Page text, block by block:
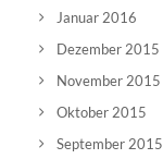
Januar 2016
Dezember 2015
November 2015
Oktober 2015
September 2015